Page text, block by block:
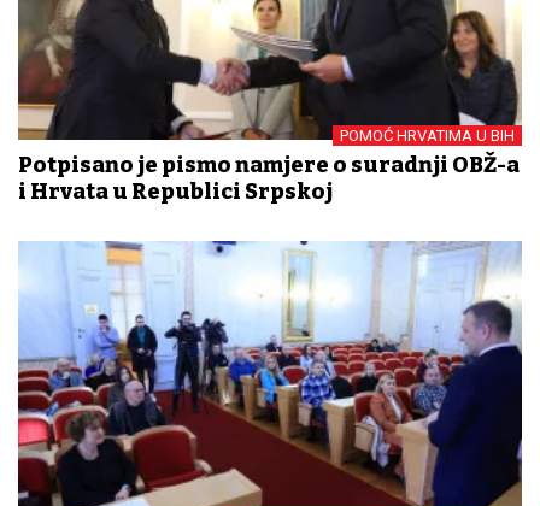
POMOĆ HRVATIMA U BIH
Potpisano je pismo namjere o suradnji OBŽ-a
i Hrvata u Republici Srpskoj